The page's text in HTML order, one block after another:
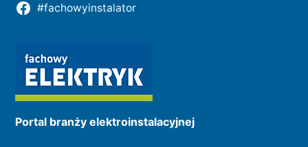
#fachowyinstalator
Portal branży elektroinstalacyjnej